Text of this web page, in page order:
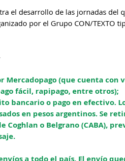
el desarrollo de las jornadas del
por el Grupo CON/TEXTO
Mercadopago (que cuenta con
fácil, rapipago, entre otros);
bancario o pago en efectivo.
en pesos argentinos. Se
Coghlan o Belgrano (CABA),
a todo el país. El envío